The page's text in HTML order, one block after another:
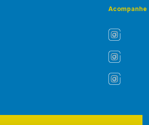
Acompanhe